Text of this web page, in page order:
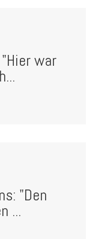
war
"Den
...